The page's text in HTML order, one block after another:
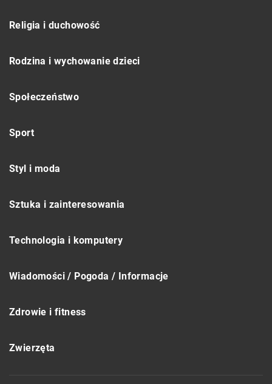
Religia i duchowość
Rodzina i wychowanie dzieci
Społeczeństwo
Sport
Styl i moda
Sztuka i zainteresowania
Technologia i komputery
Wiadomości / Pogoda / Informacje
Zdrowie i fitness
Zwierzęta